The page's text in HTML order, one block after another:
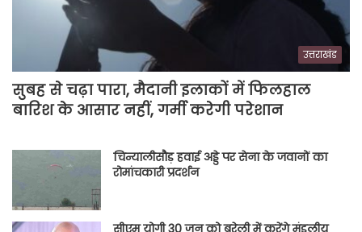
उत्तराखंड
सुबह से चढ़ा पारा, मैदानी इलाकों में फिलहाल
बारिश के आसार नहीं, गर्मी करेगी परेशान
चिन्यालीसौड़ हवाई अड्डे पर सेना के जवानों का
रोमांचकारी प्रदर्शन